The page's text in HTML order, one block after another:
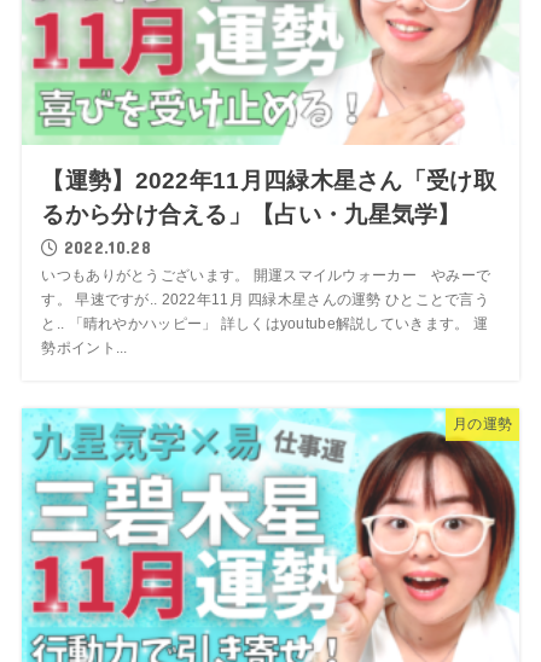
【運勢】2022年11月四緑木星さん「受け取
るから分け合える」【占い・九星気学】
2022.10.28
いつもありがとうございます。 開運スマイルウォーカー やみーで
す。 早速ですが.. 2022年11月 四緑木星さんの運勢 ひとことで言う
と.. 「晴れやかハッピー」 詳しくはyoutube解説していきます。 運
勢ポイント...
月の運勢